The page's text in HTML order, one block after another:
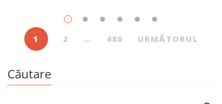
1 2 … 480 URMĂTORUL
Căutare